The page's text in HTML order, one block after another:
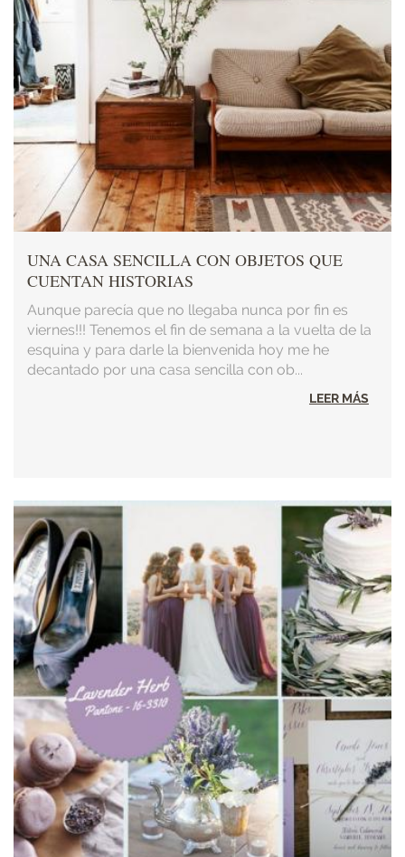
UNA CASA SENCILLA CON OBJETOS QUE
CUENTAN HISTORIAS
Aunque parecía que no llegaba nunca por fin es
viernes!!! Tenemos el fin de semana a la vuelta de la
esquina y para darle la bienvenida hoy me he
decantado por una casa sencilla con ob...
LEER MÁS